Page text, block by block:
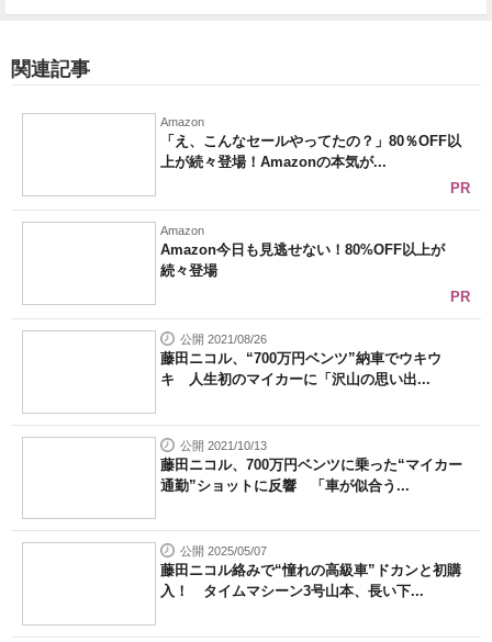
関連記事
Amazon
「え、こんなセールやってたの？」80％OFF以
上が続々登場！Amazonの本気が...
PR
Amazon
Amazon今日も見逃せない！80%OFF以上が
続々登場
PR
公開 2021/08/26
藤田ニコル、“700万円ベンツ”納車でウキウ
キ 人生初のマイカーに「沢山の思い出...
公開 2021/10/13
藤田ニコル、700万円ベンツに乗った“マイカー
通勤”ショットに反響 「車が似合う...
公開 2025/05/07
藤田ニコル絡みで“憧れの高級車”ドカンと初購
入！ タイムマシーン3号山本、長い下...